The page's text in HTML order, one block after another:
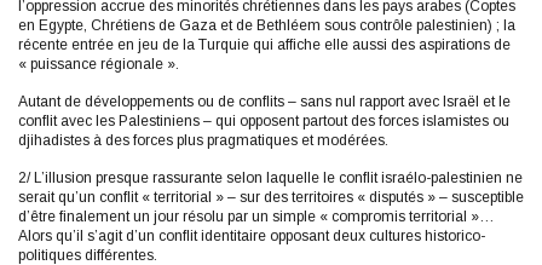
l’oppression accrue des minorités chrétiennes dans les pays arabes (Coptes
en Egypte, Chrétiens de Gaza et de Bethléem sous contrôle palestinien) ; la
récente entrée en jeu de la Turquie qui affiche elle aussi des aspirations de
« puissance régionale ».
Autant de développements ou de conflits – sans nul rapport avec Israël et le
conflit avec les Palestiniens – qui opposent partout des forces islamistes ou
djihadistes à des forces plus pragmatiques et modérées.
2/ L’illusion presque rassurante selon laquelle le conflit israélo-palestinien ne
serait qu’un conflit « territorial » – sur des territoires « disputés » – susceptible
d’être finalement un jour résolu par un simple « compromis territorial »…
Alors qu’il s’agit d’un conflit identitaire opposant deux cultures historico-
politiques différentes.